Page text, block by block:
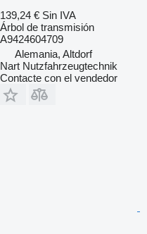
139,24 € Sin IVA
Árbol de transmisión
A9424604709
Alemania, Altdorf
Nart Nutzfahrzeugtechnik
Contacte con el vendedor